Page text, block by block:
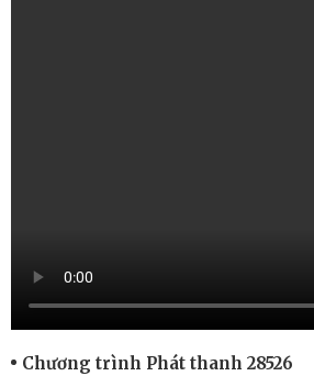
Chương trình Phát thanh 28526